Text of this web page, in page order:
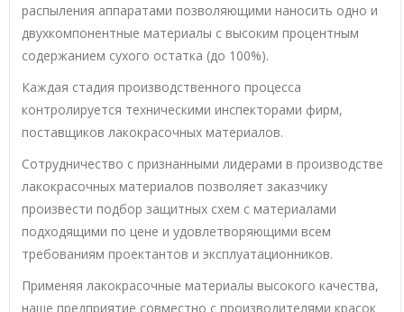
распыления аппаратами позволяющими наносить одно и
двухкомпонентные материалы с высоким процентным
содержанием сухого остатка (до 100%).
Каждая стадия производственного процесса
контролируется техническими инспекторами фирм,
поставщиков лакокрасочных материалов.
Сотрудничество с признанными лидерами в производстве
лакокрасочных материалов позволяет заказчику
произвести подбор защитных схем с материалами
подходящими по цене и удовлетворяющими всем
требованиям проектантов и эксплуатационников.
Применяя лакокрасочные материалы высокого качества,
наше предприятие совместно с производителями красок